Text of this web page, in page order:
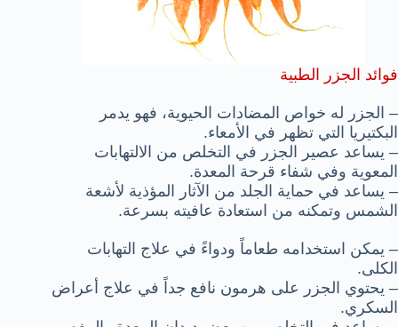
فوائد الجزر الطبية
– الجزر له خواص المضادات الحيوية، فهو يدمر
البكتيريا التي تظهر في الأمعاء.
– يساعد عصير الجزر في التخلص من الالتهابات
المعوية وفي شفاء قرحة المعدة.
– يساعد في حماية الجلد من الآثار المؤذية لأشعة
الشمس وتمكنه من استعادة عافيته بسرعة.
– يمكن استخدامه طعاماً ودواءً في علاج التهابات
الكلى.
– يحتوي الجزر على هرمون نافع جداً في علاج أعراض
السكري.